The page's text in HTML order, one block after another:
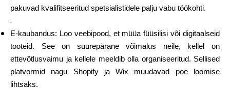
pakuvad kvalifitseeritud spetsialistidele palju vabu töökohti.
.
E-kaubandus: Loo veebipood, et müüa füüsilisi või digitaalseid
tooteid. See on suurepärane võimalus neile, kellel on
ettevõtlusvaimu ja kellele meeldib olla organiseeritud. Sellised
platvormid nagu Shopify ja Wix muudavad poe loomise
lihtsaks.